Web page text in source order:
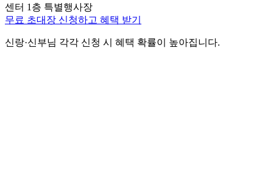
센터 1층 특별행사장
무료 초대장 신청하고 혜택 받기
신랑·신부님 각각 신청 시 혜택 확률이 높아집니다.